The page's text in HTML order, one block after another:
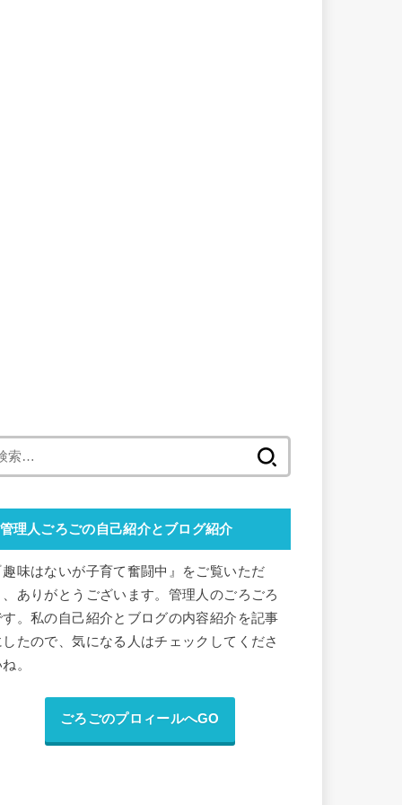
索
管理人ごろごの自己紹介とブログ紹介
趣味はないが子育て奮闘中』をご覧いただ
、ありがとうございます。管理人のごろごろ
す。私の自己紹介とブログの内容紹介を記事
したので、気になる人はチェックしてくださ
。
ごろごのプロィールへGO